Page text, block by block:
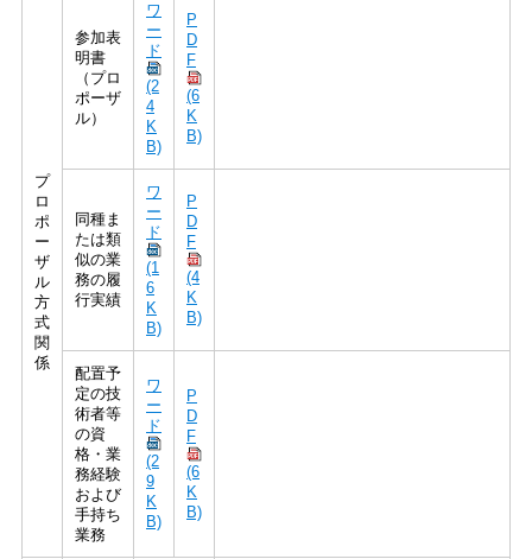
プ
ロ
ポ
ー
ザ
ル
方
式
関
係
参加表
明書
（プロ
ポーザ
ル）
ワ
ー
ド
(2
4
K
B)
P
D
F
(6
K
B)
同種ま
たは類
似の業
務の履
行実績
ワ
ー
ド
(1
6
K
B)
P
D
F
(4
K
B)
配置予
定の技
術者等
の資
格・業
務経験
および
手持ち
業務
ワ
ー
ド
(2
9
K
B)
P
D
F
(6
K
B)